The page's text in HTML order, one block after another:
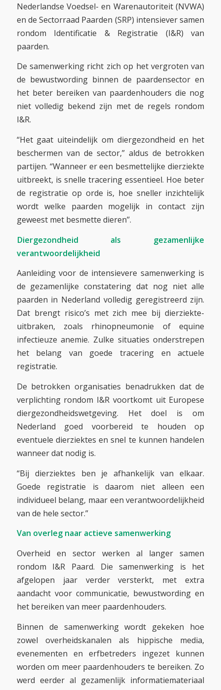
Nederlandse Voedsel- en Warenautoriteit (NVWA)
en de Sectorraad Paarden (SRP) intensiever samen
rondom Identificatie & Registratie (I&R) van
paarden.
De samenwerking richt zich op het vergroten van
de bewustwording binnen de paardensector en
het beter bereiken van paardenhouders die nog
niet volledig bekend zijn met de regels rondom
I&R.
“Het gaat uiteindelijk om diergezondheid en het
beschermen van de sector,” aldus de betrokken
partijen. “Wanneer er een besmettelijke dierziekte
uitbreekt, is snelle tracering essentieel. Hoe beter
de registratie op orde is, hoe sneller inzichtelijk
wordt welke paarden mogelijk in contact zijn
geweest met besmette dieren’’.
Diergezondheid als gezamenlijke
verantwoordelijkheid
Aanleiding voor de intensievere samenwerking is
de gezamenlijke constatering dat nog niet alle
paarden in Nederland volledig geregistreerd zijn.
Dat brengt risico’s met zich mee bij dierziekte-
uitbraken, zoals rhinopneumonie of equine
infectieuze anemie. Zulke situaties onderstrepen
het belang van goede tracering en actuele
registratie.
De betrokken organisaties benadrukken dat de
verplichting rondom I&R voortkomt uit Europese
diergezondheidswetgeving. Het doel is om
Nederland goed voorbereid te houden op
eventuele dierziektes en snel te kunnen handelen
wanneer dat nodig is.
“Bij dierziektes ben je afhankelijk van elkaar.
Goede registratie is daarom niet alleen een
individueel belang, maar een verantwoordelijkheid
van de hele sector.”
Van overleg naar actieve samenwerking
Overheid en sector werken al langer samen
rondom I&R Paard. Die samenwerking is het
afgelopen jaar verder versterkt, met extra
aandacht voor communicatie, bewustwording en
het bereiken van meer paardenhouders.
Binnen de samenwerking wordt gekeken hoe
zowel overheidskanalen als hippische media,
evenementen en erfbetreders ingezet kunnen
worden om meer paardenhouders te bereiken. Zo
werd eerder al gezamenlijk informatiemateriaal